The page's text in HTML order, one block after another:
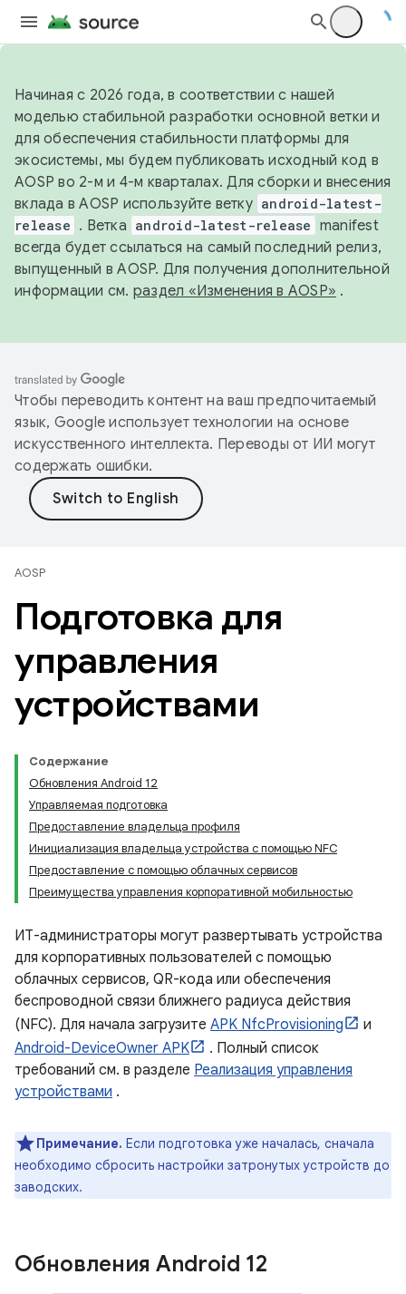
Начиная с 2026 года, в соответствии с нашей
моделью стабильной разработки основной ветки и
для обеспечения стабильности платформы для
экосистемы, мы будем публиковать исходный код в
AOSP во 2-м и 4-м кварталах. Для сборки и внесения
вклада в AOSP используйте ветку android-latest-
release . Ветка android-latest-release manifest
всегда будет ссылаться на самый последний релиз,
выпущенный в AOSP. Для получения дополнительной
информации см. раздел «Изменения в AOSP» .
Чтобы переводить контент на ваш предпочитаемый
язык, Google использует технологии на основе
искусственного интеллекта. Переводы от ИИ могут
содержать ошибки.
AOSP
Подготовка для
управления
устройствами
Содержание
Обновления Android 12
Управляемая подготовка
Предоставление владельца профиля
Инициализация владельца устройства с помощью NFC
Предоставление с помощью облачных сервисов
Преимущества управления корпоративной мобильностью
ИТ-администраторы могут развертывать устройства
для корпоративных пользователей с помощью
облачных сервисов, QR-кода или обеспечения
беспроводной связи ближнего радиуса действия
(NFC). Для начала загрузите APK NfcProvisioning
и
Android-DeviceOwner APK
. Полный список
требований см. в разделе Реализация управления
устройствами .
Примечание. Если подготовка уже началась, сначала
необходимо сбросить настройки затронутых устройств до
заводских.
Обновления Android 12